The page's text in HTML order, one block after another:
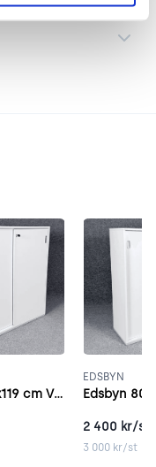
Edsbyn 118x119 cm Vitt
EDSBYN
Edsbyn
2 400 kr/st
3 000kr/st